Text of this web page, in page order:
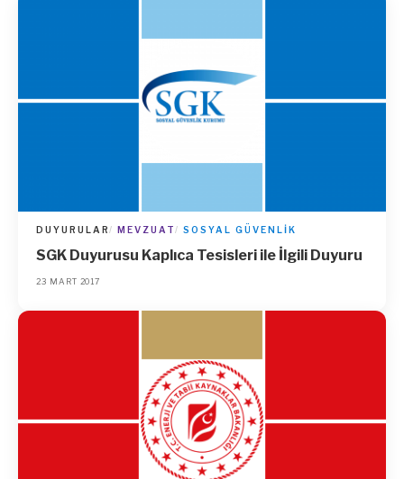
DUYURULAR MEVZUAT SOSYAL GÜVENLIK
SGK Duyurusu Kaplıca Tesisleri ile İlgili Duyuru
23 MART 2017